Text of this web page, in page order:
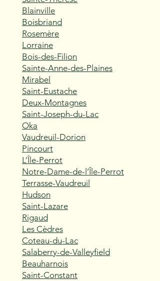
Blainville
Boisbriand
Rosemère
Lorraine
Bois-des-Filion
Sainte-Anne-des-Plaines
Mirabel
Saint-Eustache
Deux-Montagnes
Saint-Joseph-du-Lac
Oka
Vaudreuil-Dorion
Pincourt
L’Île-Perrot
Notre-Dame-de-l’Île-Perrot
Terrasse-Vaudreuil
Hudson
Saint-Lazare
Rigaud
Les Cèdres
Coteau-du-Lac
Salaberry-de-Valleyfield
Beauharnois
Saint-Constant